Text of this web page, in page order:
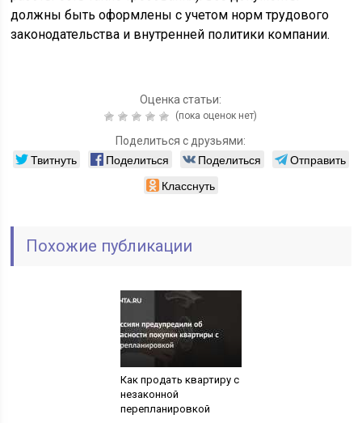
должны быть оформлены с учетом норм трудового
законодательства и внутренней политики компании.
Оценка статьи:
(пока оценок нет)
Поделиться с друзьями:
Твитнуть Поделиться Поделиться
Отправить
Класснуть
Похожие публикации
Как продать квартиру с
незаконной
перепланировкой